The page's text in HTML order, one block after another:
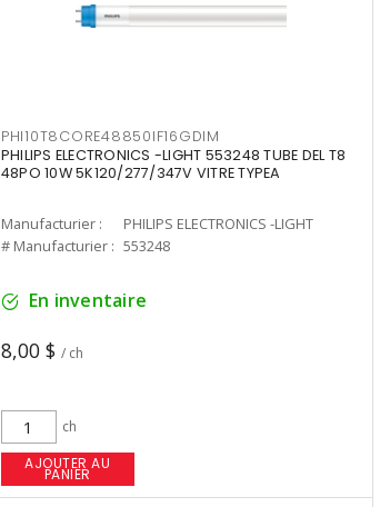
PHI10T8CORE48850IF16GDIM
PHILIPS ELECTRONICS -LIGHT 553248 TUBE DEL T8
48PO 10W 5K120/277/347V VITRE TYPEA
Manufacturier :
PHILIPS ELECTRONICS -LIGHT
# Manufacturier : 553248
En inventaire
8,00 $ / ch
ch
AJOUTER AU
PANIER